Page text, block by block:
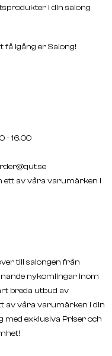
Healthy Skin Fragrance
200ml
i din salong
få igång er Salong!
- 16.00
ett av våra varumärken i
till salongen från
nykomlingar inom
breda utbud av
av våra varumärken i din
med exklusiva Priser och